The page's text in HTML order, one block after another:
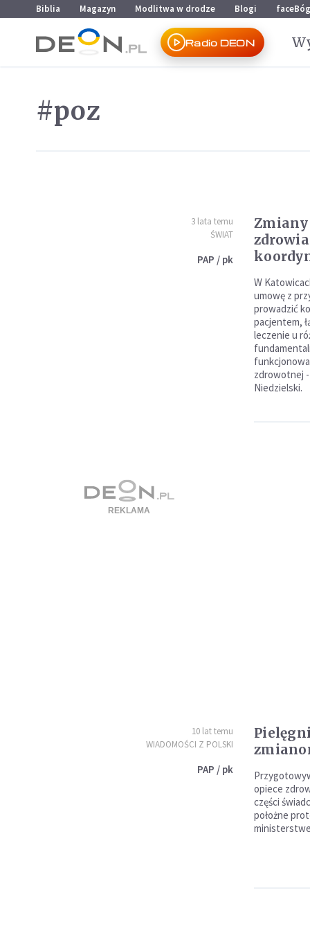
Przejdź do menu głównego
Przejdź do treści
Biblia Magazyn Modlitwa w drodze Blogi faceBóg
Radio DEON
#poz
3 lata temu
ŚWIAT
PAP / pk
W
umowę z
prowadzić
pacjentem,
leczenie u
zdrowotnej -
Niedzielski.
10 lat temu
WIADOMOŚCI Z POLSKI
PAP / pk
opiece
części
położne